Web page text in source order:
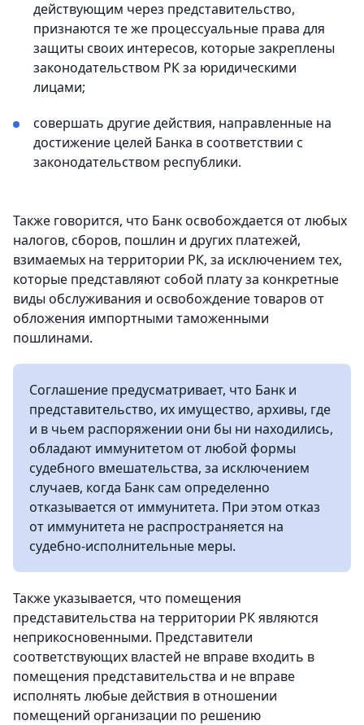
действующим через представительство,
признаются те же процессуальные права для
защиты своих интересов, которые закреплены
законодательством РК за юридическими
лицами;
совершать другие действия, направленные на
достижение целей Банка в соответствии с
законодательством республики.
Также говорится, что Банк освобождается от любых
налогов, сборов, пошлин и других платежей,
взимаемых на территории РК, за исключением тех,
которые представляют собой плату за конкретные
виды обслуживания и освобождение товаров от
обложения импортными таможенными
пошлинами.
Соглашение предусматривает, что Банк и
представительство, их имущество, архивы, где
и в чьем распоряжении они бы ни находились,
обладают иммунитетом от любой формы
судебного вмешательства, за исключением
случаев, когда Банк сам определенно
отказывается от иммунитета. При этом отказ
от иммунитета не распространяется на
судебно-исполнительные меры.
Также указывается, что помещения
представительства на территории РК являются
неприкосновенными. Представители
соответствующих властей не вправе входить в
помещения представительства и не вправе
исполнять любые действия в отношении
помещений организации по решению